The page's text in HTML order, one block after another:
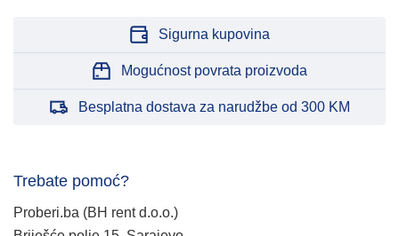
Sigurna kupovina
Mogućnost povrata proizvoda
Besplatna dostava za narudžbe od 300 KM
Trebate pomoć?
Proberi.ba (BH rent d.o.o.)